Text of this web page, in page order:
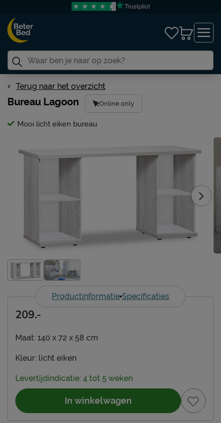
Terug naar het overzicht
Bureau Lagoon Online only
Mooi licht eiken bureau
Productinformatie Specificaties
Maat: 140 x 72 x 58 cm
Kleur: licht eiken
209.-
Levertijdindicatie: 4 tot 5 weken
In winkelwagen